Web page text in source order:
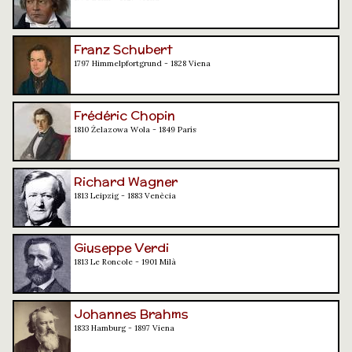
Franz Schubert
1797 Himmelpfortgrund - 1828 Viena
Frédéric Chopin
1810 Żelazowa Wola - 1849 París
Richard Wagner
1813 Leipzig - 1883 Venècia
Giuseppe Verdi
1813 Le Roncole - 1901 Milà
Johannes Brahms
1833 Hamburg - 1897 Viena